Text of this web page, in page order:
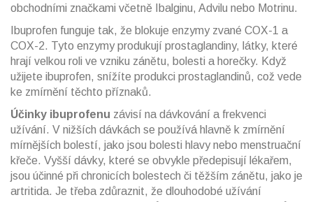
obchodními značkami včetně Ibalginu, Advilu nebo Motrinu.
Ibuprofen funguje tak, že blokuje enzymy zvané COX-1 a
COX-2. Tyto enzymy produkují prostaglandiny, látky, které
hrají velkou roli ve vzniku zánětu, bolesti a horečky. Když
užijete ibuprofen, snížíte produkci prostaglandinů, což vede
ke zmírnění těchto příznaků.
Účinky ibuprofenu závisí na dávkování a frekvenci
užívání. V nižších dávkách se používá hlavně k zmírnění
mírnějších bolestí, jako jsou bolesti hlavy nebo menstruační
křeče. Vyšší dávky, které se obvykle předepisují lékařem,
jsou účinné při chronicích bolestech či těžším zánětu, jako je
artritida. Je třeba zdůraznit, že dlouhodobé užívání